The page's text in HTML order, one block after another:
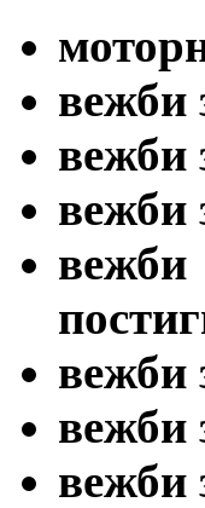
вежби
вежби
вежби
вежби
вежби
вежби